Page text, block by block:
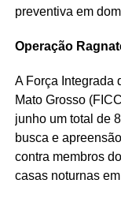
preventiva em
Operação
A Força Integrada
Mato Grosso
junho um total de
busca e
contra membros
casas noturnas